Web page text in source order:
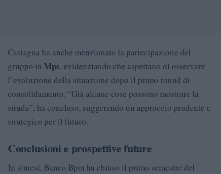
Castagna ha anche menzionato la partecipazione del
gruppo in Mps, evidenziando che aspettano di osservare
l’evoluzione della situazione dopo il primo round di
consolidamento. “Già alcune cose possono mostrare la
strada”, ha concluso, suggerendo un approccio prudente e
strategico per il futuro.
Conclusioni e prospettive future
In sintesi, Banco Bpm ha chiuso il primo semestre del